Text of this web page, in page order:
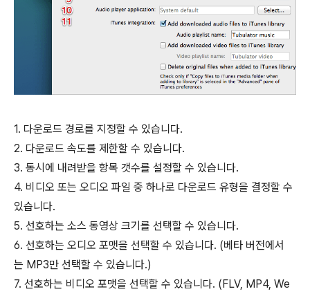
1. 다운로드 경로를 지정할 수 있습니다.
2. 다운로드 속도를 제한할 수 있습니다.
3. 동시에 내려받을 항목 갯수를 설정할 수 있습니다.
4. 비디오 또는 오디오 파일 중 하나로 다운로드 유형을 결정할 수
있습니다.
5. 선호하는 소스 동영상 크기를 선택할 수 있습니다.
6. 선호하는 오디오 포맷을 선택할 수 있습니다. (베타 버전에서
는 MP3만 선택할 수 있습니다.)
7. 선호하는 비디오 포맷을 선택할 수 있습니다. (FLV, MP4, We